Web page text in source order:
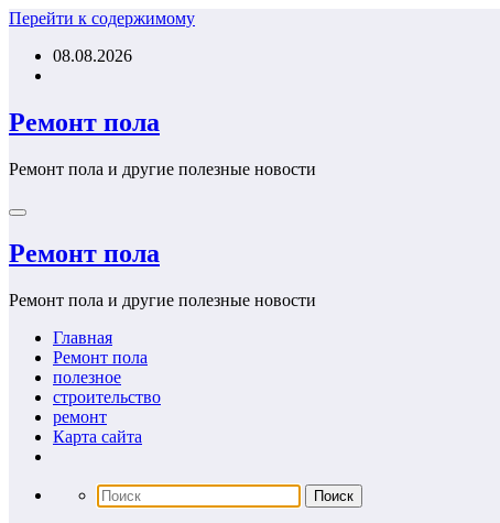
Перейти к содержимому
08.08.2026
Ремонт пола
Ремонт пола и другие полезные новости
Ремонт пола
Ремонт пола и другие полезные новости
Главная
Ремонт пола
полезное
строительство
ремонт
Карта сайта